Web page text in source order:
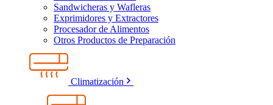
Sandwicheras y Wafleras
Exprimidores y Extractores
Procesador de Alimentos
Otros Productos de Preparación
Climatización